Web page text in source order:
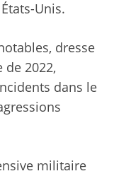
Unis.
dresse
2022,
dans le
militaire